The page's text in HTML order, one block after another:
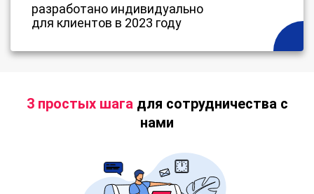
разработано индивидуально
для клиентов в 2023 году
3 простых шагадля сотрудничества с
нами